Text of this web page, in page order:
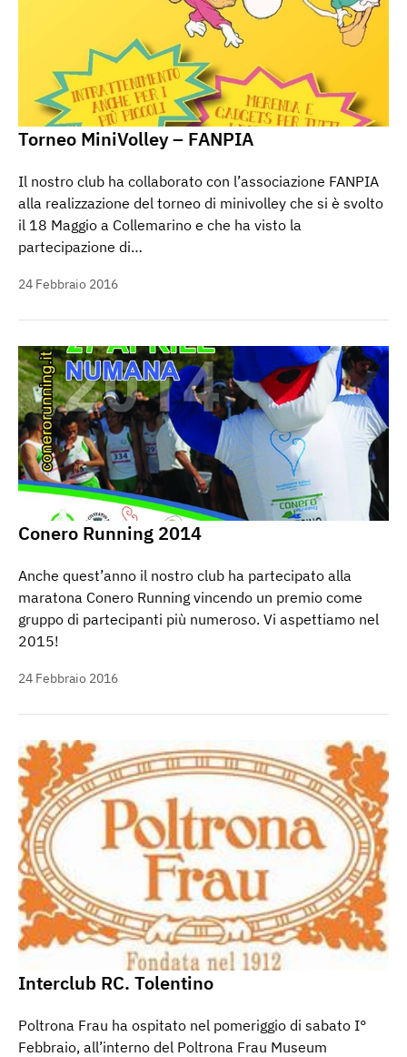
Torneo MiniVolley – FANPIA
Il nostro club ha collaborato con l’associazione FANPIA
alla realizzazione del torneo di minivolley che si è svolto
il 18 Maggio a Collemarino e che ha visto la
partecipazione di…
24 Febbraio 2016
Conero Running 2014
Anche quest’anno il nostro club ha partecipato alla
maratona Conero Running vincendo un premio come
gruppo di partecipanti più numeroso. Vi aspettiamo nel
2015!
24 Febbraio 2016
Interclub RC. Tolentino
Poltrona Frau ha ospitato nel pomeriggio di sabato I°
Febbraio, all’interno del Poltrona Frau Museum